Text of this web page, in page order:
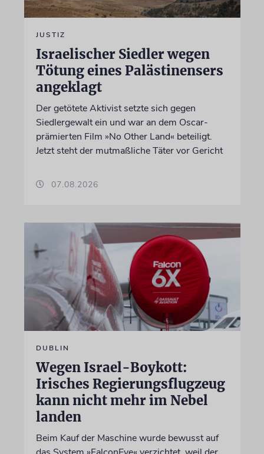
JUSTIZ
Israelischer Siedler wegen
Tötung eines Palästinensers
angeklagt
Der getötete Aktivist setzte sich gegen
Siedlergewalt ein und war an dem Oscar-
prämierten Film »No Other Land« beteiligt.
Jetzt steht der mutmaßliche Täter vor Gericht
07.08.2026
DUBLIN
Wegen Israel-Boykott:
Irisches Regierungsflugzeug
kann nicht mehr im Nebel
landen
Beim Kauf der Maschine wurde bewusst auf